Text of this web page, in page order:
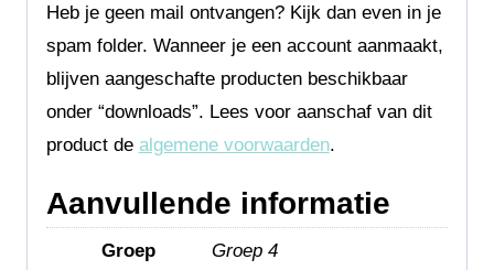
Heb je geen mail ontvangen? Kijk dan even in je
spam folder. Wanneer je een account aanmaakt,
blijven aangeschafte producten beschikbaar
onder “downloads”. Lees voor aanschaf van dit
product de algemene voorwaarden.
Aanvullende informatie
Groep Groep 4